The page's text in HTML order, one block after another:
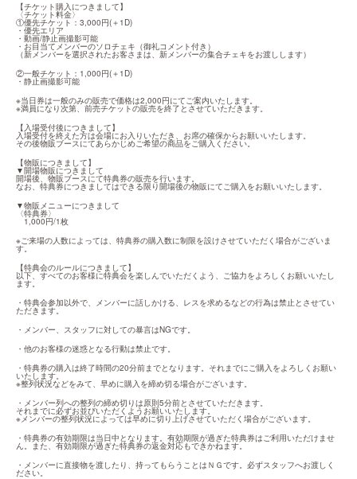
【チケット購入につきまして】
〈チケット料金〉
①優先チケット：3,000円(＋1D)
・優先エリア
・動画/静止画撮影可能
・お目当てメンバーのソロチェキ（御礼コメント付き）
（新メンバーを選択されたお客さまは、新メンバーの集合チェキをお渡しします）
②一般チケット：1,000円(＋1D)
・静止画撮影可能
※当日券は一般のみの販売で価格は2,000円にてご案内いたします。
※満員になり次第、前売チケットの販売を終了とさせていただきます。
【入場受付後につきまして】
入場受付を終えた方は会場にお入りいただき、お席の確保からお願いいたします。
その後物販ブースにてあらかじめご希望の商品をご購入ください。
【物販につきまして】
▼開場物販につきまして
開場後、物販ブースにて特典券の販売を行います。
なお、特典券につきましてはできる限り開場後の物販にてご購入をお願いいたします。
▼物販メニューにつきまして
〈特典券〉
1,000円/1枚
※ご来場の人数によっては、特典券の購入数に制限を設けさせていただく場合がございま
す。
【特典会のルールにつきまして】
以下、すべてのお客様に特典会を楽しんでいただくよう、ご協力をよろしくお願いいたし
ます。
・特典会参加以外で、メンバーに話しかける、レスを求めるなどの行為は禁止とさせてい
ただきます。
・メンバー、スタッフに対しての暴言はNGです。
・他のお客様の迷惑となる行動は禁止です。
・特典券の購入は終了時間の20分前までとなります。それまでにご購入をよろしくお願い
いたします。
※整列状況などをみて、早めに購入を締め切る場合がございます。
・メンバー列への整列の締め切りは原則5分前とさせていただきます。
それまでに必ずお並びいただくようお願いいたします。
※メンバーの整列状況によっては早めに切り上げさせていただく場合がございます。
・特典券の有効期限は当日中となります。有効期限が過ぎた特典券はご利用いただけませ
ん。また、有効期限が過ぎた特典券の返金対応もできかねます。
・メンバーに直接物を渡したり、持ってもらうことはＮＧです。必ずスタッフへお渡しく
ださい。